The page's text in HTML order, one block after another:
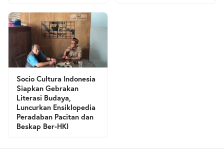
Socio Cultura Indonesia
Siapkan Gebrakan
Literasi Budaya,
Luncurkan Ensiklopedia
Peradaban Pacitan dan
Beskap Ber-HKI